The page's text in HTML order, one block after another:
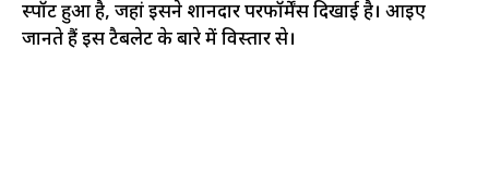
स्पॉट हुआ है, जहां इसने शानदार परफॉर्मेंस दिखाई है। आइए
जानते हैं इस टैबलेट के बारे में विस्तार से।